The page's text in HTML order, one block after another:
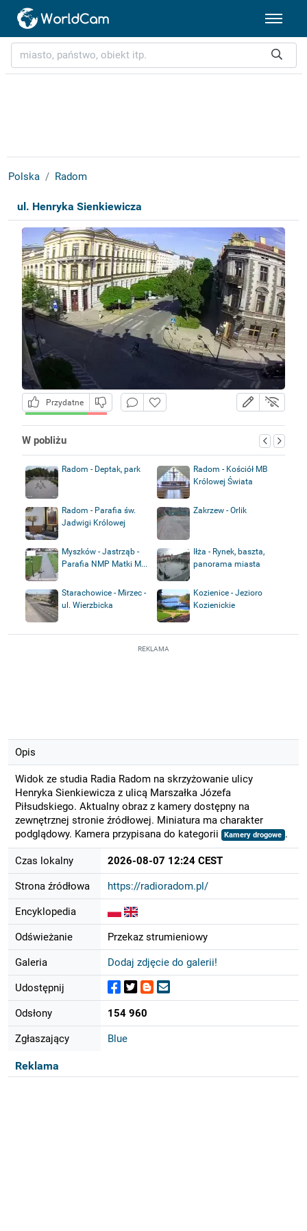
Polska Radom
ul. Henryka Sienkiewicza
Przydatne
W pobliżu
Radom - Deptak, park
Radom - Kościół MB
Królowej Świata
Radom - Parafia św.
Jadwigi Królowej
Zakrzew - Orlik
Myszków - Jastrząb -
Parafia NMP Matki M...
Iłża - Rynek, baszta,
panorama miasta
Starachowice - Mirzec -
ul. Wierzbicka
Kozienice - Jezioro
Kozienickie
REKLAMA
Opis
Widok ze studia Radia Radom na skrzyżowanie ulicy
Henryka Sienkiewicza z ulicą Marszałka Józefa
Piłsudskiego. Aktualny obraz z kamery dostępny na
zewnętrznej stronie źródłowej. Miniatura ma charakter
podglądowy. Kamera przypisana do kategorii
Kamery drogowe .
Czas lokalny 2026-08-07 12:24 CEST
Strona źródłowa https://radioradom.pl/
Encyklopedia
Odświeżanie Przekaz strumieniowy
Galeria Dodaj zdjęcie do galerii!
Udostępnij
Odsłony 154 960
Zgłaszający Blue
Reklama